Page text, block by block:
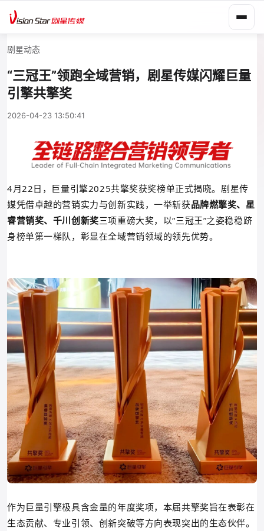
剧星动态
“三冠王”领跑全域营销，剧星传媒闪耀巨量
引擎共擎奖
2026-04-23 13:50:41
4月22日，巨量引擎2025共擎奖获奖榜单正式揭晓。剧星传
媒凭借卓越的营销实力与创新实践，一举斩获品牌燃擎奖、星
睿营销奖、千川创新奖三项重磅大奖，以“三冠王”之姿稳稳跻
身榜单第一梯队，彰显在全域营销领域的领先优势。
作为巨量引擎极具含金量的年度奖项，本届共擎奖旨在表彰在
生态贡献、专业引领、创新突破等方向表现突出的生态伙伴。